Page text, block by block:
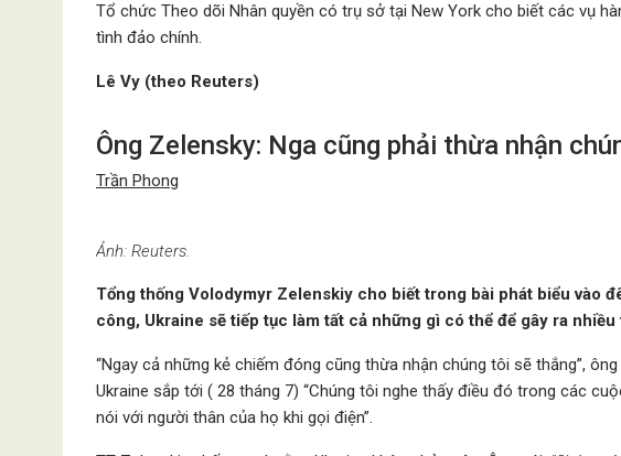
Tổ chức Theo dõi Nhân quyền có trụ sở tại New York cho biết các vụ
tình đảo chính.
Lê Vy (theo Reuters)
Ông Zelensky: Nga cũng phải thừa nhận
Trần Phong
Ảnh: Reuters.
Tổng thống Volodymyr Zelenskiy cho biết trong bài phát biểu vào
công, Ukraine sẽ tiếp tục làm tất cả những gì có thể để gây ra
“Ngay cả những kẻ chiếm đóng cũng thừa nhận chúng tôi sẽ thắng”,
Ukraine sắp tới ( 28 tháng 7) “Chúng tôi nghe thấy điều đó trong các
nói với người thân của họ khi gọi điện”.